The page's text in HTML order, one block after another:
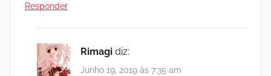
Responder
Rimagi diz:
Junho 19, 2019 às 7:35 am